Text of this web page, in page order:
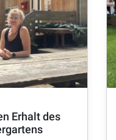
Erhalt des